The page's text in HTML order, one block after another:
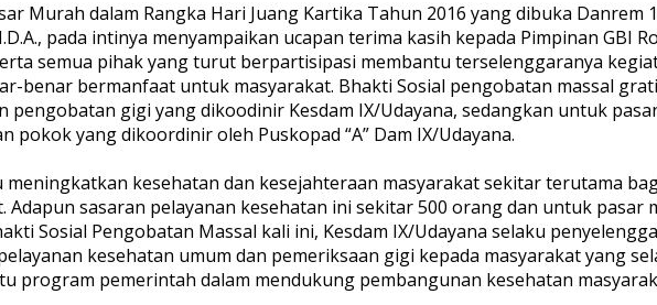
Murah dalam Rangka Hari Juang Kartika Tahun 2016 yang dibuka Danrem
pada intinya menyampaikan ucapan terima kasih kepada Pimpinan GBI
semua pihak yang turut berpartisipasi membantu terselenggaranya
benar bermanfaat untuk masyarakat. Bhakti Sosial pengobatan massal
gigi yang dikoodinir Kesdam IX/Udayana, sedangkan untuk
yang dikoordinir oleh Puskopad “A” Dam IX/Udayana.
kesehatan dan kesejahteraan masyarakat sekitar terutama
sasaran pelayanan kesehatan ini sekitar 500 orang dan untuk pasar
Sosial Pengobatan Massal kali ini, Kesdam IX/Udayana selaku
kesehatan umum dan pemeriksaan gigi kepada masyarakat yang
program pemerintah dalam mendukung pembangunan kesehatan